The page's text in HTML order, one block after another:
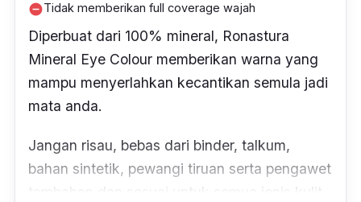
remove_circleTidak memberikan full coverage wajah
Diperbuat dari 100% mineral, Ronastura
Mineral Eye Colour memberikan warna yang
mampu menyerlahkan kecantikan semula jadi
mata anda.
Jangan risau, bebas dari binder, talkum,
bahan sintetik, pewangi tiruan serta pengawet
tambahan dan sesuai untuk semua jenis kulit.